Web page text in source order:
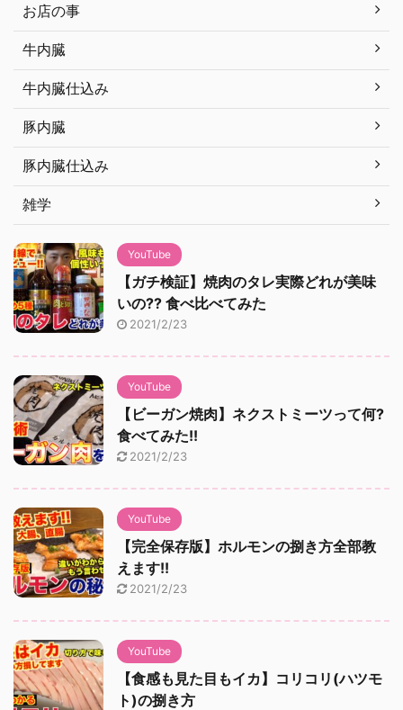
お店の事
牛内臓
牛内臓仕込み
豚内臓
豚内臓仕込み
雑学
YouTube
【ガチ検証】焼肉のタレ実際どれが美味
いの?? 食べ比べてみた
2021/2/23
YouTube
【ビーガン焼肉】ネクストミーツって何?
食べてみた!!
2021/2/23
YouTube
【完全保存版】ホルモンの捌き方全部教
えます!!
2021/2/23
YouTube
【食感も見た目もイカ】コリコリ(ハツモ
ト)の捌き方